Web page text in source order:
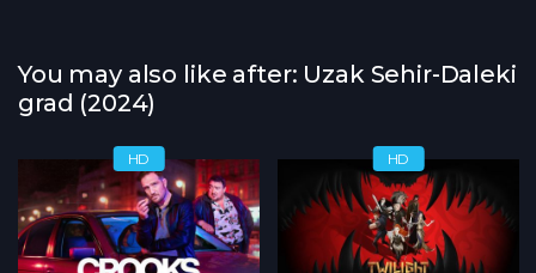
You may also like after: Uzak Sehir-Daleki
grad (2024)
HD HD